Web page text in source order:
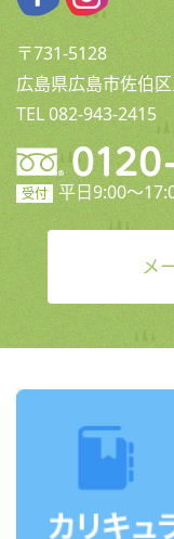
〒731-5128
広島県広島市佐伯
TEL 082-943-2415
受付 平日9:00〜
メ